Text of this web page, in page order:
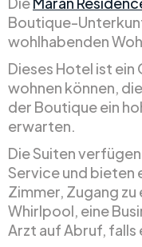
Boutique-
wohlhabenden
Dieses Hotel ist
wohnen können,
der Boutique ein
erwarten.
Die Suiten
Service und bieten
Zimmer, Zugang
Whirlpool, eine
Arzt auf Abruf,